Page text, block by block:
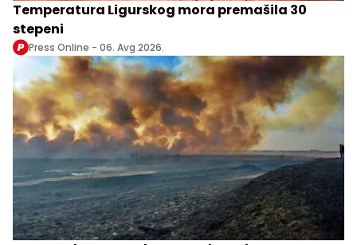
Temperatura Ligurskog mora premašila 30
stepeni
Press Online - 06. Avg 2026.